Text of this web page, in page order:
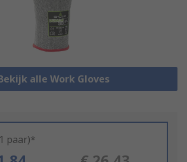
alle Work Gloves
paar)*